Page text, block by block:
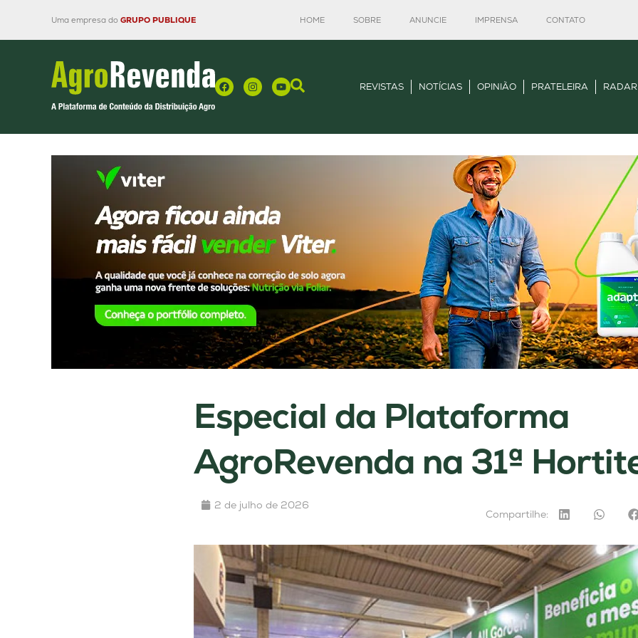
Uma empresa do GRUPO PUBLIQUE HOME SOBRE ANUNCIE IMPRENSA CONTATO
REVISTAS NOTÍCIAS OPINIÃO PRATELEIRA
Especial da Plataforma
AgroRevenda na 31ª
2 de julho de 2026
Compartilhe: